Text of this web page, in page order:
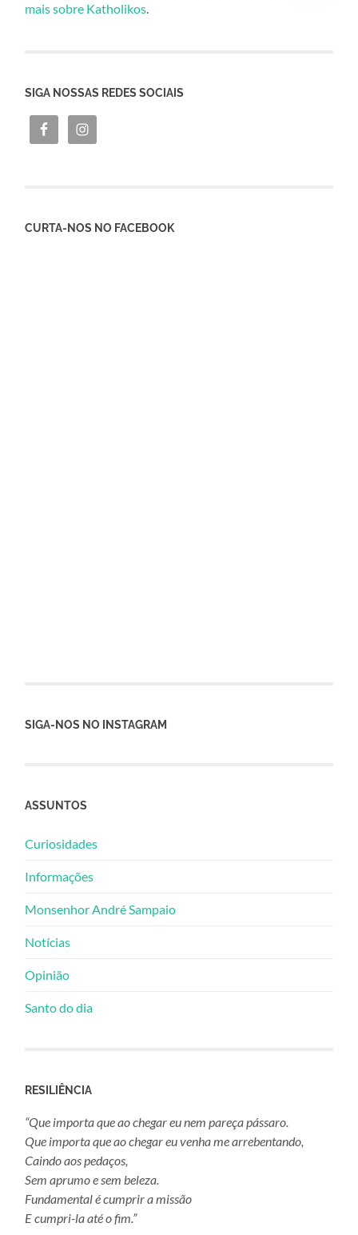
mais sobre Katholikos.
SIGA NOSSAS REDES SOCIAIS
CURTA-NOS NO FACEBOOK
SIGA-NOS NO INSTAGRAM
ASSUNTOS
Curiosidades
Informações
Monsenhor André Sampaio
Notícias
Opinião
Santo do dia
RESILIÊNCIA
“Que importa que ao chegar eu nem pareça pássaro.
Que importa que ao chegar eu venha me arrebentando,
Caindo aos pedaços,
Sem aprumo e sem beleza.
Fundamental é cumprir a missão
E cumpri-la até o fim.”